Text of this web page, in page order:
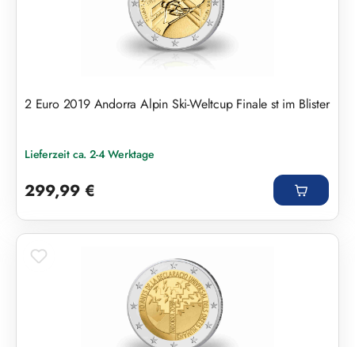
2 Euro 2019 Andorra Alpin Ski-Weltcup Finale st im Blister
Lieferzeit ca. 2-4 Werktage
299,99 €